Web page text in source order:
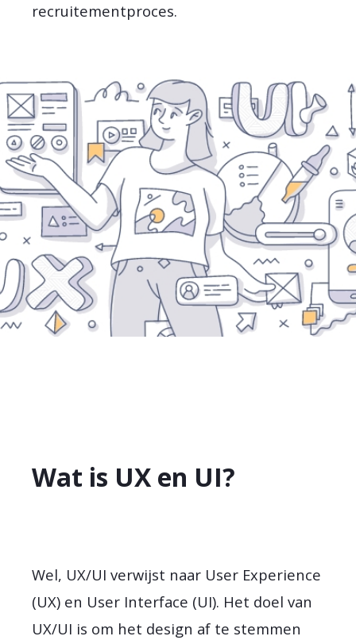
recruitementproces.
Wat is UX en UI?
Wel, UX/UI verwijst naar User Experience
(UX) en User Interface (UI). Het doel van
UX/UI is om het design af te stemmen